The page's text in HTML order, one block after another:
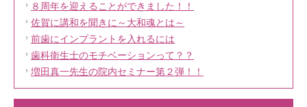
８周年を迎えることができました！！
佐賀に講和を聞きに～大和魂とは～
前歯にインプラントを入れるには
歯科衛生士のモチベーションって？？
増田真一先生の院内セミナー第２弾！！